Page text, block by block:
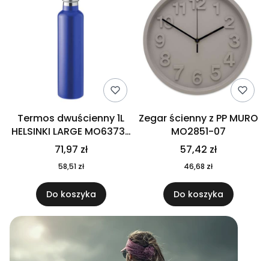
Termos dwuścienny 1L
HELSINKI LARGE MO6373-
04
71,97 zł
58,51 zł
Do koszyka
Zegar ścienny z PP MURO
MO2851-07
57,42 zł
46,68 zł
Do koszyka